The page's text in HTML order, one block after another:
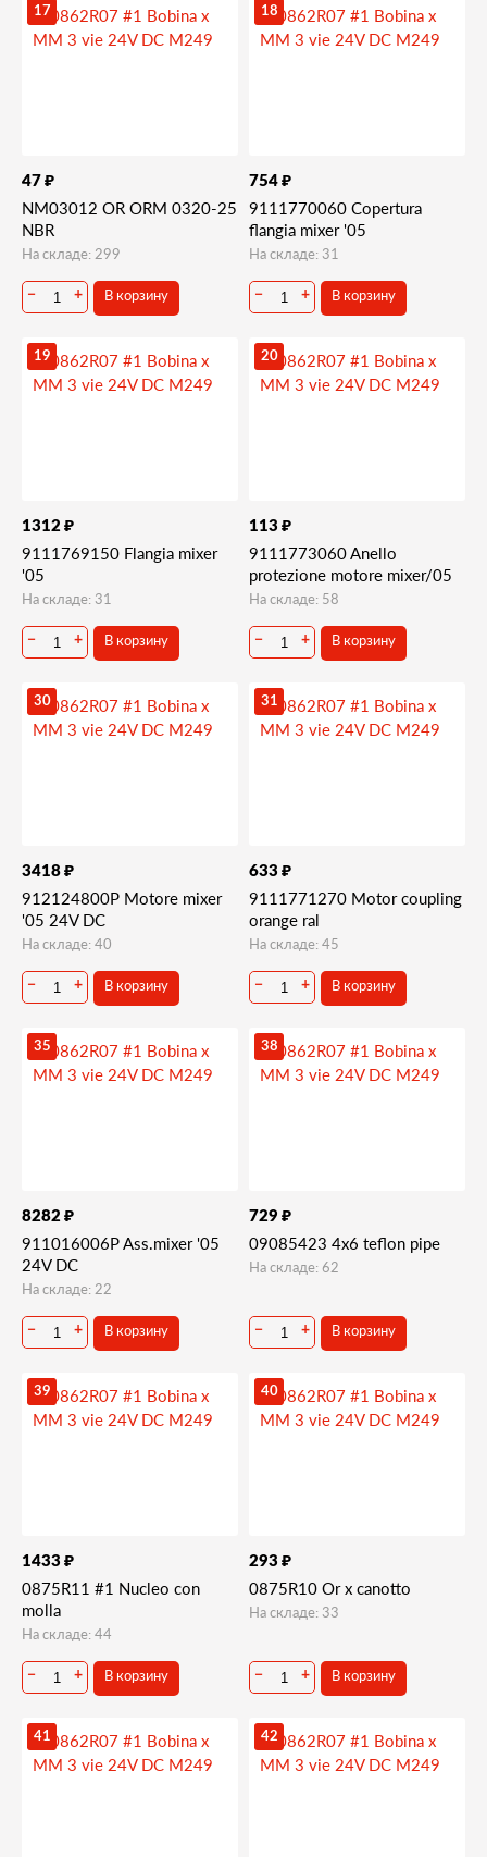
17
47 ₽
NM03012 OR ORM 0320-25
NBR
На складе: 299
− + В корзину
18
754 ₽
9111770060 Copertura
flangia mixer '05
На складе: 31
− + В корзину
19
1312 ₽
9111769150 Flangia mixer
'05
На складе: 31
− + В корзину
20
113 ₽
9111773060 Anello
protezione motore mixer/05
На складе: 58
− + В корзину
30
3418 ₽
912124800P Motore mixer
'05 24V DC
На складе: 40
− + В корзину
31
633 ₽
9111771270 Motor coupling
orange ral
На складе: 45
− + В корзину
35
8282 ₽
911016006P Ass.mixer '05
24V DC
На складе: 22
− + В корзину
38
729 ₽
09085423 4x6 teflon pipe
На складе: 62
− + В корзину
39
1433 ₽
0875R11 #1 Nucleo con
molla
На складе: 44
− + В корзину
40
293 ₽
0875R10 Or x canotto
На складе: 33
− + В корзину
41 42